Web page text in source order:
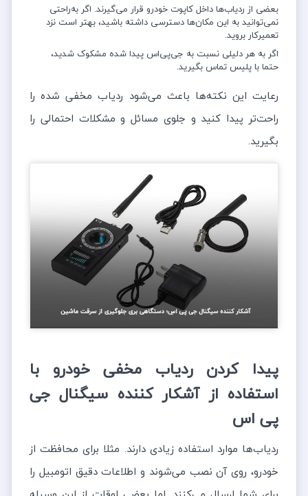
بعضی از ردیاب‌ها داخل کاپوت خودرو قرار می‌گیرند. اگر به‌راحتی
نمی‌توانید به این مکان‌ها دسترسی داشته باشید، بهتر است نزد
تعمیرکار بروید.
اگر به هر دلیلی نسبت به جی‌پی‌اس پیدا شده مشکوک شدید،
حتما با پلیس تماس بگیرید.
رعایت این نکته‌ها باعث می‌شود ردیاب مخفی شده را
راحت‌تر پیدا کنید و جلوی مسائل و مشکلات احتمالی را
بگیرید.
پیدا کردن ردیاب مخفی خودرو با
استفاده از آشکار کننده سیگنال جی
پی اس
ردیاب‌ها موارد استفاده زیادی دارند. مثلا برای محافظت از
خودرو، روی آن نصب می‌شوند و اطلاعات دقیق اتومبیل را